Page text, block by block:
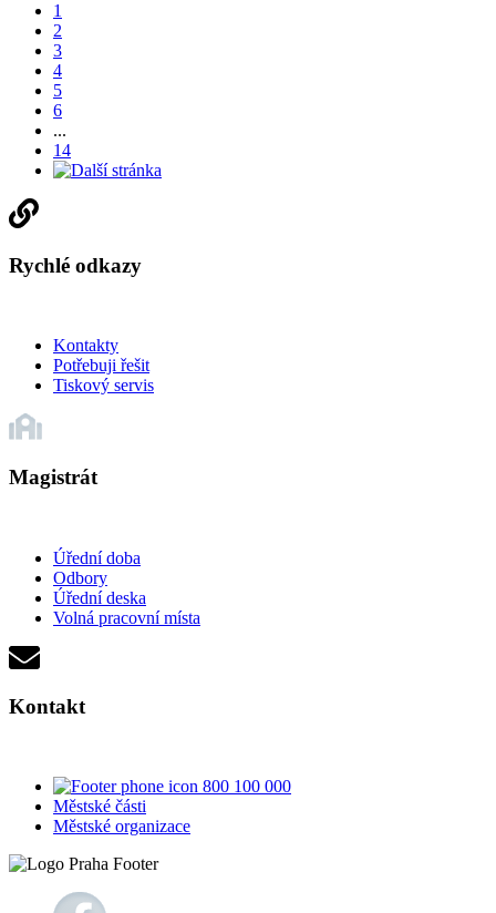
1
2
3
4
5
6
...
14
Rychlé odkazy
Kontakty
Potřebuji řešit
Tiskový servis
Magistrát
Úřední doba
Odbory
Úřední deska
Volná pracovní místa
Kontakt
800 100 000
Městské části
Městské organizace